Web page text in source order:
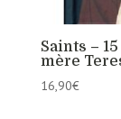
Saints –
mère
16,90€